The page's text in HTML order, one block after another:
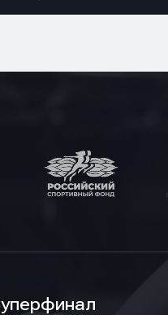
данных
данных
данных